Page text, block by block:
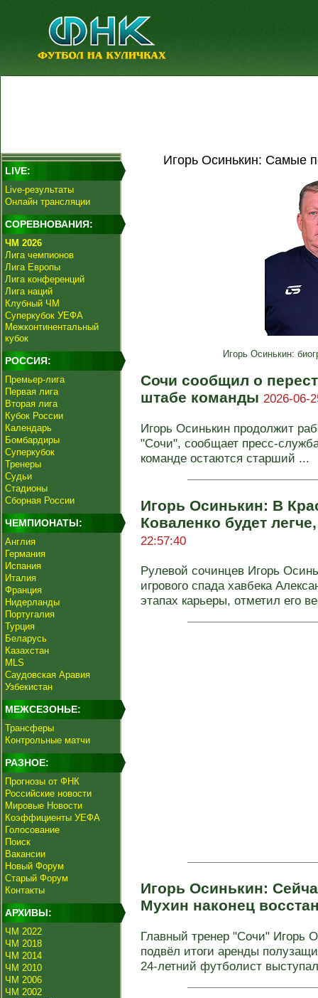
LIVE:
Live-результаты
Онлайн трансляции
СОРЕВНОВАНИЯ:
ЧМ 2026
Лига чемпионов
Лига Европы
Лига конференций
Лига наций
Клубный ЧМ
Суперкубок УЕФА
Межконтинентальный
кубок
РОССИЯ:
Премьер-лига
Первая лига
Вторая лига
Кубок России
Календарь
Бомбардиры
Суперкубок
Тренеры
Судьи
Стадионы
Сборная России
ЧЕМПИОНАТЫ:
Англия
Германия
Испания
Италия
Франция
Нидерланды
Португалия
Турция
Беларусь
Казахстан
MLS
Саудовская Аравия
Узбекистан
МЕЖСЕЗОНЬЕ:
Трансферы
Контрольные матчи
РАЗНОЕ:
Прогнозы от ФНК
Российские новости
Мировые Новости
Коэффициенты УЕФА
Голосование
Поиск
Вакансии
Новый Форум
Старый Форум
Контакты
АРХИВЫ:
ЧМ 2022
ЧМ 2018
ЧМ 2014
ЧМ 2010
ЧМ 2006
ЧМ 2002
Игорь Осинькин: Самые
Игорь Осинькин:
Сочи сообщил о
штабе команды 2026-06-
Игорь Осинькин продолжит
"Сочи", сообщает пресс-
команде остаются старший ...
Игорь Осинькин: В
Коваленко будет
22:57:40
Рулевой сочинцев Игорь
игрового спада хавбека
этапах карьеры, отметил его
Игорь Осинькин:
Мухин наконец
Главный тренер "Сочи" Игорь
подвёл итоги аренды
24-летний футболист